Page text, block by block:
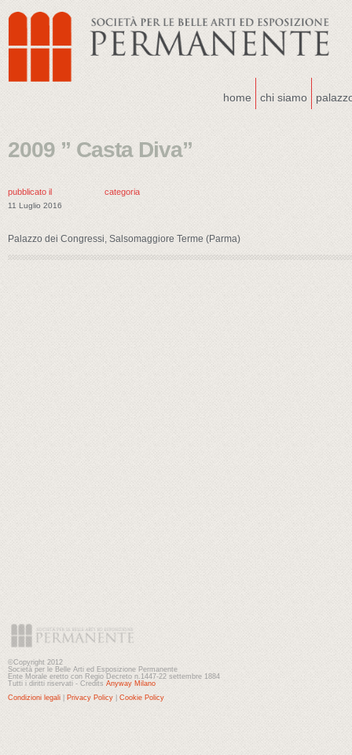
home chi siamo
2009 ” Casta Diva”
pubblicato il
11 Luglio 2016
categoria
Palazzo dei Congressi, Salsomaggiore Terme (Parma)
©Copyright 2012
Società per le Belle Arti ed Esposizione Permanente
Ente Morale eretto con Regio Decreto n.1447-22 settembre 1884
Tutti i diritti riservati - Credits Anyway Milano
Condizioni legali
Privacy Policy Cookie Policy